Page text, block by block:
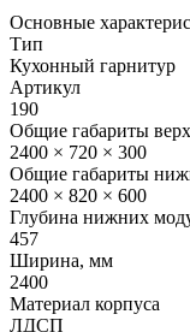
Основные
Тип
Кухонный гарнитур
Артикул
190
Общие габариты
2400 × 720 × 300
Общие габариты
2400 × 820 × 600
Глубина нижних
457
Ширина, мм
2400
Материал корпуса
ЛДСП